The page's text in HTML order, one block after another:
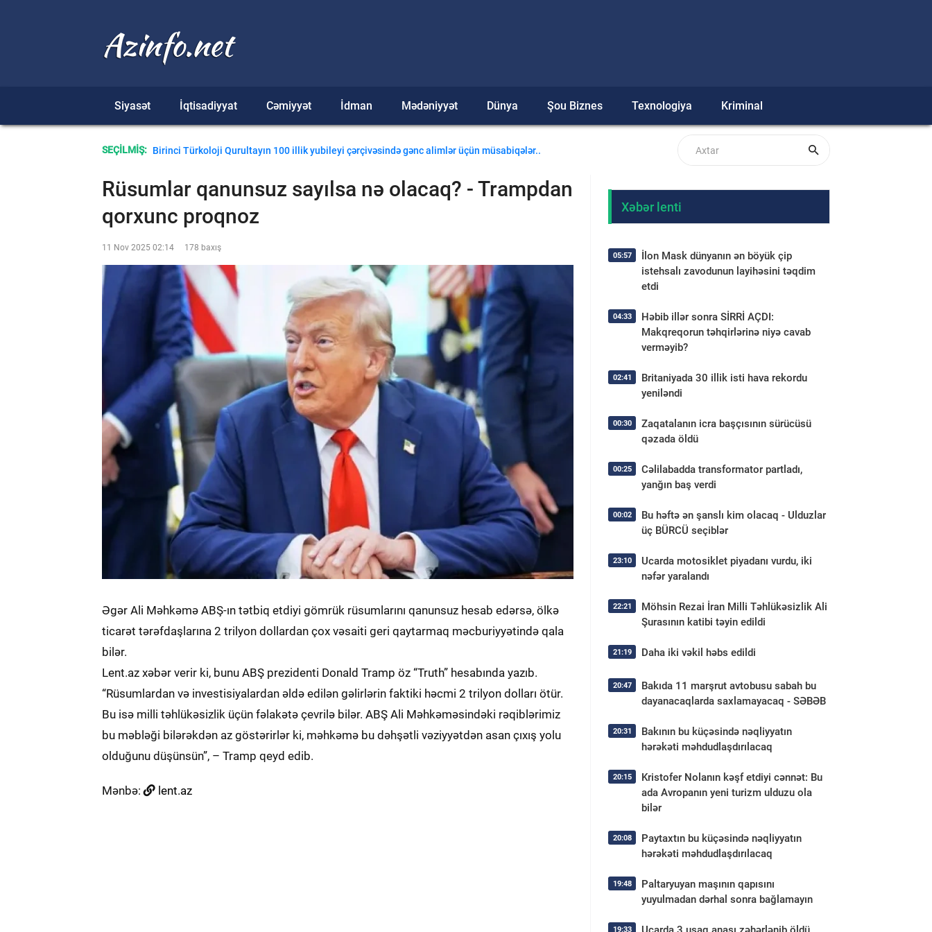
Siyasət İqtisadiyyat Cəmiyyət İdman Mədəniyyət Dünya Şou Biznes Texnologiya Kriminal
SEÇİLMİŞ: Birinci Türkoloji Qurultayın 100 illik yubileyi çərçivəsində gənc alimlər üçün müsabiqələr..
Rüsumlar qanunsuz sayılsa nə olacaq? - Trampdan
qorxunc proqnoz
11 Nov 2025 02:14 178 baxış
Əgər Ali Məhkəmə ABŞ-ın tətbiq etdiyi gömrük rüsumlarını qanunsuz hesab edərsə, ölkə
ticarət tərəfdaşlarına 2 trilyon dollardan çox vəsaiti geri qaytarmaq məcburiyyətində qala
bilər.
Lent.az xəbər verir ki, bunu ABŞ prezidenti Donald Tramp öz “Truth” hesabında yazıb.
“Rüsumlardan və investisiyalardan əldə edilən gəlirlərin faktiki həcmi 2 trilyon dolları ötür.
Bu isə milli təhlükəsizlik üçün fəlakətə çevrilə bilər. ABŞ Ali Məhkəməsindəki rəqiblərimiz
bu məbləği bilərəkdən az göstərirlər ki, məhkəmə bu dəhşətli vəziyyətdən asan çıxış yolu
olduğunu düşünsün”, – Tramp qeyd edib.
Mənbə: lent.az
Xəbər lenti
05:57
İlon Mask dünyanın ən böyük çip
istehsalı zavodunun layihəsini təqdim
etdi
04:33
Həbib illər sonra SİRRİ AÇDI:
Makqreqorun təhqirlərinə niyə cavab
verməyib?
02:41
Britaniyada 30 illik isti hava rekordu
yeniləndi
00:30
Zaqatalanın icra başçısının sürücüsü
qəzada öldü
00:25
Cəlilabadda transformator partladı,
yanğın baş verdi
00:02
Bu həftə ən şanslı kim olacaq - Ulduzlar
üç BÜRCÜ seçiblər
23:10
Ucarda motosiklet piyadanı vurdu, iki
nəfər yaralandı
22:21
Möhsin Rezai İran Milli Təhlükəsizlik Ali
Şurasının katibi təyin edildi
21:19 Daha iki vəkil həbs edildi
20:47
Bakıda 11 marşrut avtobusu sabah bu
dayanacaqlarda saxlamayacaq - SƏBƏB
20:31
Bakının bu küçəsində nəqliyyatın
hərəkəti məhdudlaşdırılacaq
20:15
Kristofer Nolanın kəşf etdiyi cənnət: Bu
ada Avropanın yeni turizm ulduzu ola
bilər
20:08
Paytaxtın bu küçəsində nəqliyyatın
hərəkəti məhdudlaşdırılacaq
19:48
Paltaryuyan maşının qapısını
yuyulmadan dərhal sonra bağlamayın
19:33